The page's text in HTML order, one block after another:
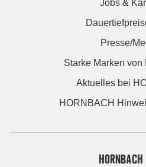
Jobs &
Presse/
Starke Marken von
Aktuelles bei
HORNBACH